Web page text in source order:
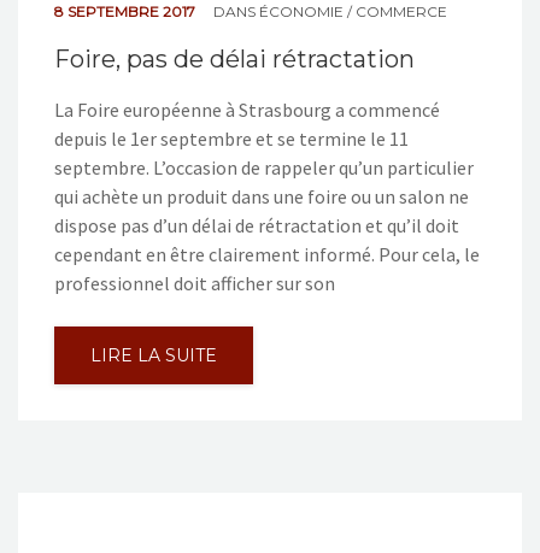
8 SEPTEMBRE 2017 DANS ÉCONOMIE / COMMERCE
Foire, pas de délai rétractation
La Foire européenne à Strasbourg a commencé
depuis le 1er septembre et se termine le 11
septembre. L’occasion de rappeler qu’un particulier
qui achète un produit dans une foire ou un salon ne
dispose pas d’un délai de rétractation et qu’il doit
cependant en être clairement informé. Pour cela, le
professionnel doit afficher sur son
LIRE LA SUITE